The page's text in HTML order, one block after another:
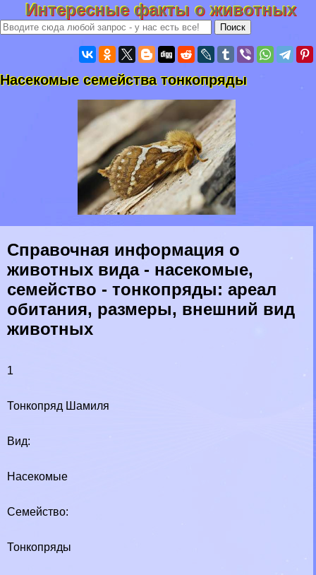
Интересные факты о животных
Насекомые семейства тонкопряды
Справочная информация о
животных вида - насекомые,
семейство - тонкопряды: ареал
обитания, размеры, внешний вид
животных
1
Тонкопряд Шамиля
Вид:
Насекомые
Семейство:
Тонкопряды